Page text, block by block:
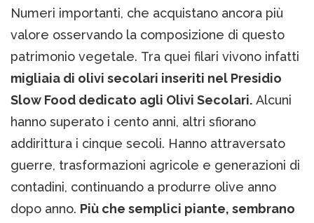
Numeri importanti, che acquistano ancora più
valore osservando la composizione di questo
patrimonio vegetale. Tra quei filari vivono infatti
migliaia di olivi secolari inseriti nel Presidio
Slow Food dedicato agli Olivi Secolari. Alcuni
hanno superato i cento anni, altri sfiorano
addirittura i cinque secoli. Hanno attraversato
guerre, trasformazioni agricole e generazioni di
contadini, continuando a produrre olive anno
dopo anno. Più che semplici piante, sembrano